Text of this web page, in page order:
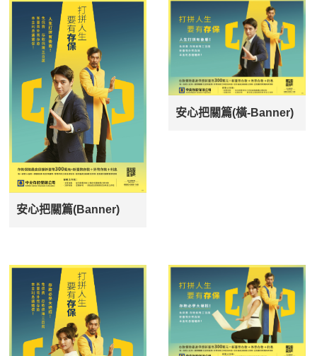
安心把關篇(Banner)
安心把關篇(橫-Banner)